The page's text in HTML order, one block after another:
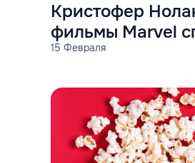
15 Февраля
Кристофер
фильмы Marvel
период